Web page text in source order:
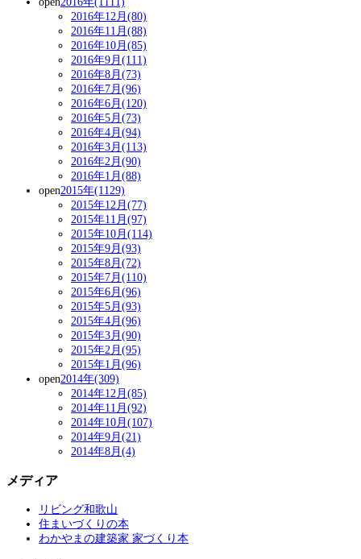
2016年12月(80)
2016年11月(88)
2016年10月(85)
2016年9月(111)
2016年8月(73)
2016年7月(96)
2016年6月(120)
2016年5月(73)
2016年4月(94)
2016年3月(113)
2016年2月(90)
2016年1月(88)
open2015年(1129)
2015年12月(77)
2015年11月(97)
2015年10月(114)
2015年9月(93)
2015年8月(72)
2015年7月(110)
2015年6月(96)
2015年5月(93)
2015年4月(96)
2015年3月(90)
2015年2月(95)
2015年1月(96)
open2014年(309)
2014年12月(85)
2014年11月(92)
2014年10月(107)
2014年9月(21)
2014年8月(4)
メディア
リビング和歌山
住まいづくりの本
わかやまの建築家 家づくり本